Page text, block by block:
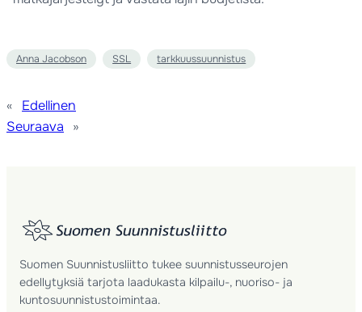
Anna Jacobson SSL tarkkuussuunnistus
«
Edellinen
Seuraava
»
Suomen Suunnistusliitto tukee suunnistusseurojen
edellytyksiä tarjota laadukasta kilpailu-, nuoriso- ja
kuntosuunnistustoimintaa.